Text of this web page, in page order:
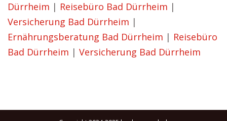
Dürrheim | Reisebüro Bad Dürrheim |
Versicherung Bad Dürrheim |
Ernährungsberatung Bad Dürrheim | Reisebüro
Bad Dürrheim | Versicherung Bad Dürrheim